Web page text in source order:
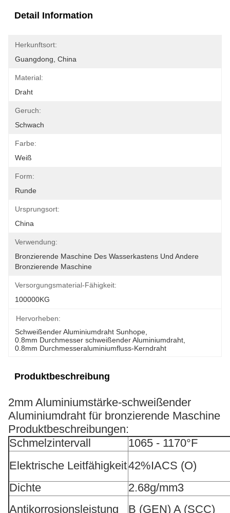
Detail Information
Herkunftsort:
Guangdong, China
Material:
Draht
Geruch:
Schwach
Farbe:
Weiß
Form:
Runde
Ursprungsort:
China
Verwendung:
Bronzierende Maschine Des Wasserkastens Und Andere
Bronzierende Maschine
Versorgungsmaterial-Fähigkeit:
100000KG
Hervorheben:
Schweißender Aluminiumdraht Sunhope
0.8mm Durchmesser schweißender Aluminiumdraht
0.8mm Durchmesseraluminiumfluss-Kerndraht
Produktbeschreibung
2mm Aluminiumstärke-schweißender
Aluminiumdraht für bronzierende Maschine
Produktbeschreibungen:
Schmelzintervall
1065 - 1170°F
Elektrische Leitfähigkeit42%IACS (O)
Dichte
2.68g/mm3
Antikorrosionsleistung
B (GEN) A (SCC)